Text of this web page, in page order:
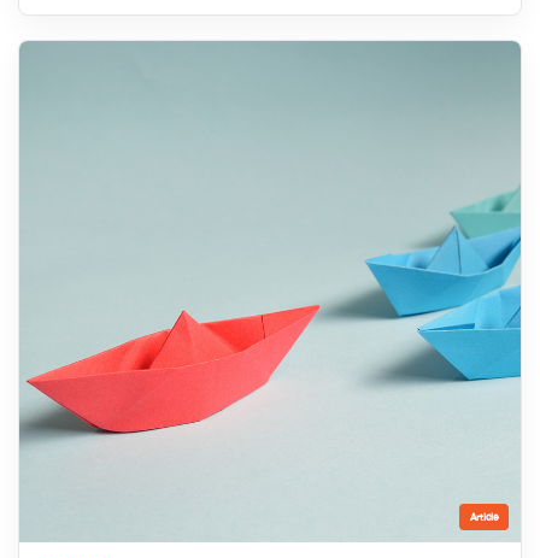
Article